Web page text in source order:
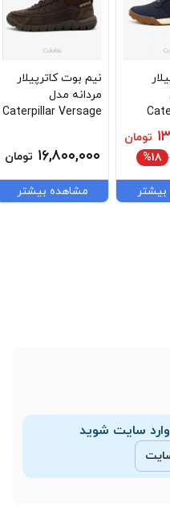
Ready
تومان
%۱۸
نیم بوت کاترپیلار
مردانه مدل
Caterpillar Versage
۱۶,۸۰۰,۰۰۰ تومان
مشاهده بیشتر
سایت شوید